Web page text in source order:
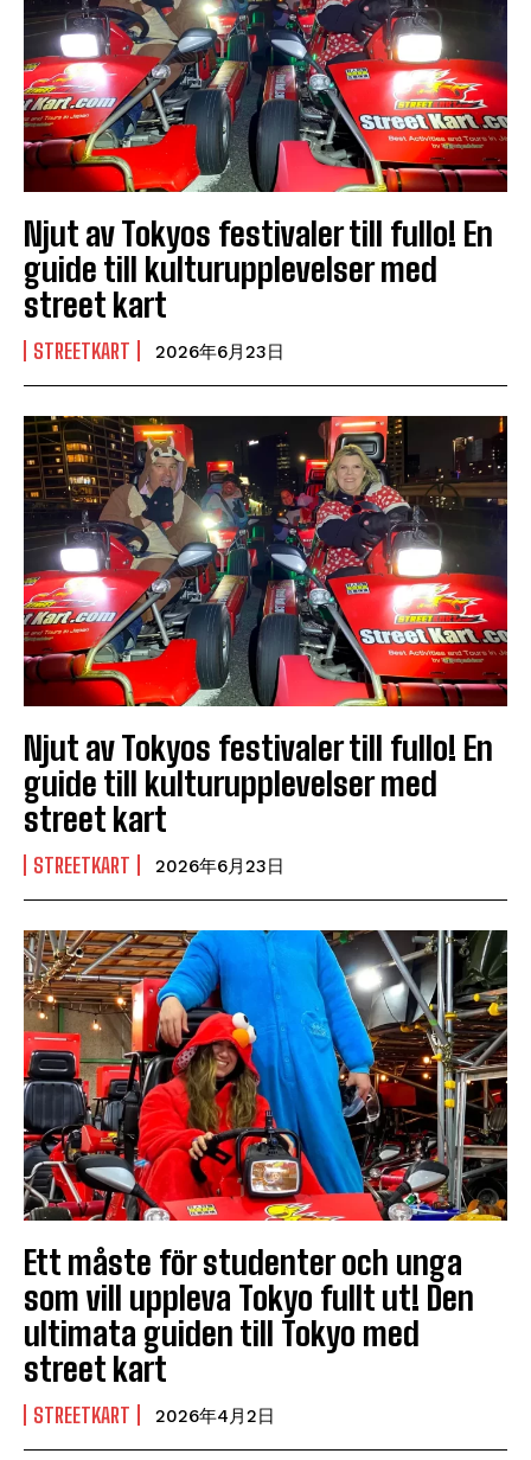
Njut av Tokyos festivaler till fullo! En
guide till kulturupplevelser med
street kart
STREETKART 2026年6月23日
Njut av Tokyos festivaler till fullo! En
guide till kulturupplevelser med
street kart
STREETKART 2026年6月23日
Ett måste för studenter och unga
som vill uppleva Tokyo fullt ut! Den
ultimata guiden till Tokyo med
street kart
STREETKART 2026年4月2日